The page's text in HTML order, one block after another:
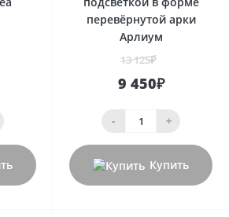
перевёрнутой арки
Арлиум
13 125₽
9 450₽
- +
Купить